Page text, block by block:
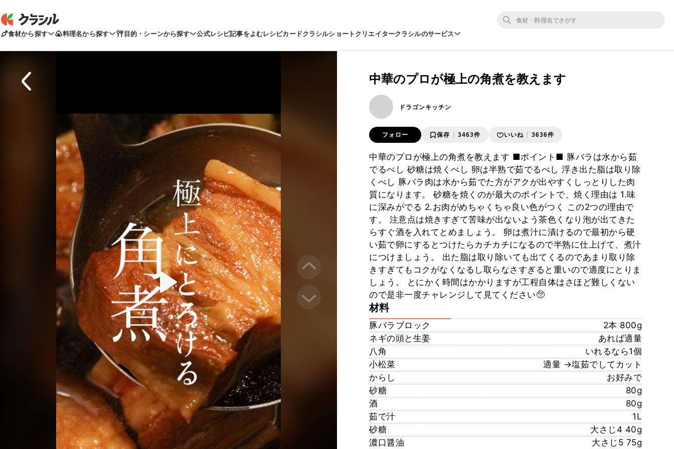
食材から探す 料理名から探す 目的・シーンから探す 公式レシピ記事をよむレシピカードクラシルショートクリエイタークラシルのサービス
中華のプロが極上の角煮を教えます
ドラゴンキッチン
フォロー 保存 3463件 いいね 3636件
中華のプロが極上の角煮を教えます ■ポイント■ 豚バラは水から茹
でるべし 砂糖は焼くべし 卵は半熟で茹でるべし 浮き出た脂は取り除
くべし 豚バラ肉は水から茹でた方がアクが出やすくしっとりした肉
質になります。 砂糖を焼くのが最大のポイントで、焼く理由は 1.味
に深みがでる 2.お肉がめちゃくちゃ良い色がつく この2つの理由で
す。 注意点は焼きすぎて苦味が出ないよう茶色くなり泡が出てきた
らすぐ酒を入れてとめましょう。 卵は煮汁に漬けるので最初から硬
い茹で卵にするとつけたらカチカチになるので半熟に仕上げて、煮汁
につけましょう。 出た脂は取り除いても出てくるのであまり取り除
きすぎてもコクがなくなるし取らなさすぎると重いので適度にとりま
しょう。 とにかく時間はかかりますが工程自体はさほど難しくない
ので是非一度チャレンジして見てください🥺
材料
豚バラブロック
2本 800g
ネギの頭と生姜
あれば適量
八角
いれるなら1個
小松菜
適量 →塩茹でしてカット
からし
お好みで
砂糖
80g
酒
80g
茹で汁
1L
砂糖
大さじ4 40g
濃口醤油
大さじ5 75g